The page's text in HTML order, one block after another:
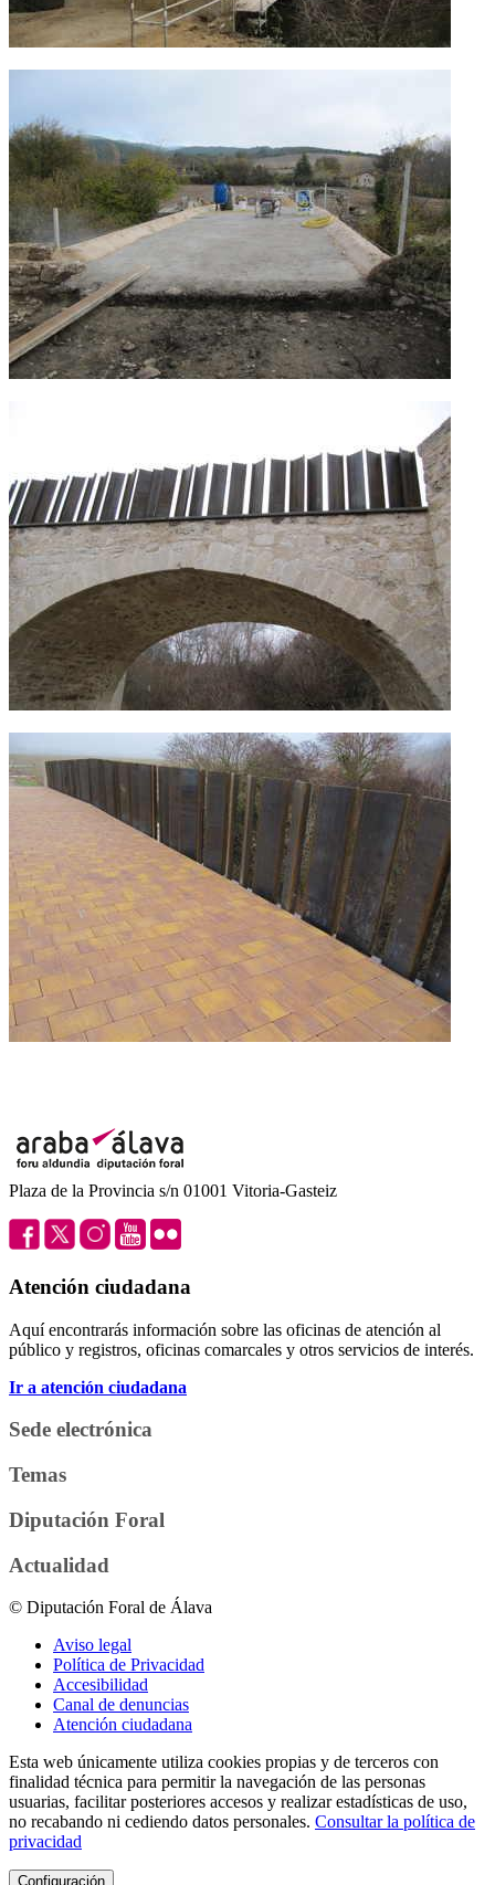
Plaza de la Provincia s/n 01001 Vitoria-Gasteiz
Atención ciudadana
Aquí encontrarás información sobre las oficinas de atención al
público y registros, oficinas comarcales y otros servicios de interés.
Ir a atención ciudadana
Sede electrónica
Temas
Diputación Foral
Actualidad
© Diputación Foral de Álava
Aviso legal
Política de Privacidad
Accesibilidad
Canal de denuncias
Atención ciudadana
Esta web únicamente utiliza cookies propias y de terceros con
finalidad técnica para permitir la navegación de las personas
usuarias, facilitar posteriores accesos y realizar estadísticas de uso,
no recabando ni cediendo datos personales. Consultar la política de
privacidad
Configuración